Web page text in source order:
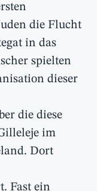
die Flucht
in das
spielten
dieser
die diese
im
Dort
Fast ein